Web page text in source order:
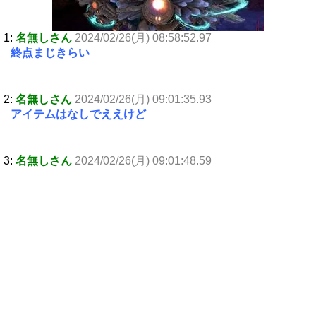
1: 名無しさん 2024/02/26(月) 08:58:52.97
終点まじきらい
2: 名無しさん 2024/02/26(月) 09:01:35.93
アイテムはなしでええけど
3: 名無しさん 2024/02/26(月) 09:01:48.59